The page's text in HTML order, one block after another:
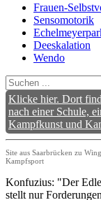
Frauen-
Sensomotorik
Deeskalation
Wendo
Klicke hier. Dort
nach einer Schule,
Kampfkunst und
Site aus Saarbrücken zu
Kampfsport
Konfuzius: "Der
stellt nur